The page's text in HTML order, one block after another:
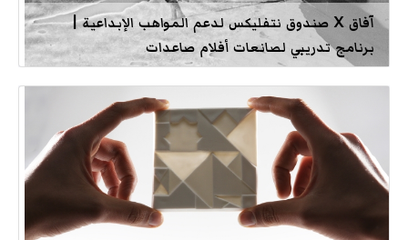
آفاق X صندوق نتفليكس لدعم المواهب الإبداعية |
برنامج تدريبي لصانعات أفلام صاعدات